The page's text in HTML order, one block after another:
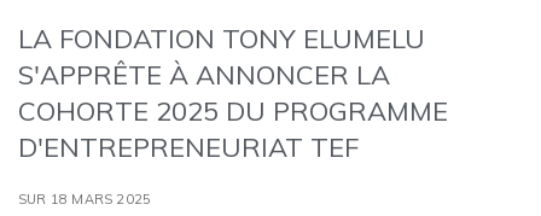
LA FONDATION TONY ELUMELU
S'APPRÊTE À ANNONCER LA
COHORTE 2025 DU PROGRAMME
D'ENTREPRENEURIAT TEF
SUR 18 MARS 2025